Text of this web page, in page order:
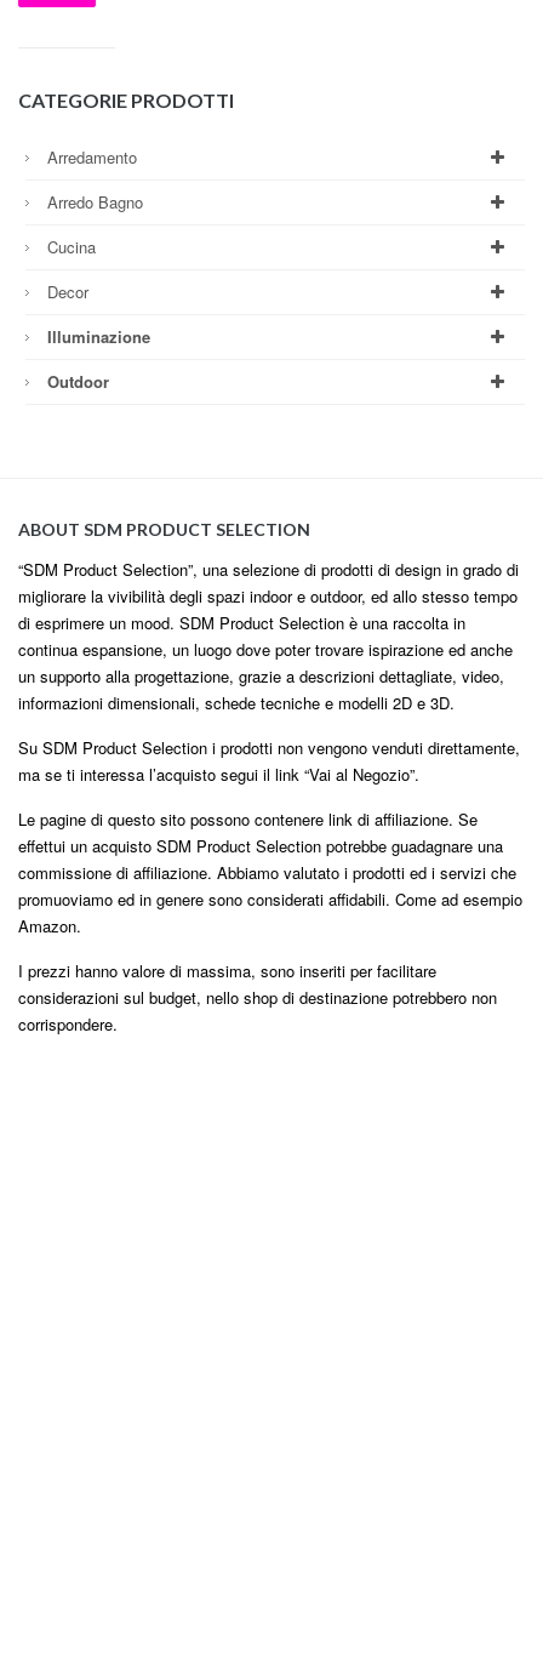
CATEGORIE PRODOTTI
Arredamento
Arredo Bagno
Cucina
Decor
Illuminazione
Outdoor
ABOUT SDM PRODUCT SELECTION
“SDM Product Selection”, una selezione di prodotti di design in grado di
migliorare la vivibilità degli spazi indoor e outdoor, ed allo stesso tempo
di esprimere un mood. SDM Product Selection è una raccolta in
continua espansione, un luogo dove poter trovare ispirazione ed anche
un supporto alla progettazione, grazie a descrizioni dettagliate, video,
informazioni dimensionali, schede tecniche e modelli 2D e 3D.
Su SDM Product Selection i prodotti non vengono venduti direttamente,
ma se ti interessa l’acquisto segui il link “Vai al Negozio”.
Le pagine di questo sito possono contenere link di affiliazione. Se
effettui un acquisto SDM Product Selection potrebbe guadagnare una
commissione di affiliazione. Abbiamo valutato i prodotti ed i servizi che
promuoviamo ed in genere sono considerati affidabili. Come ad esempio
Amazon.
I prezzi hanno valore di massima, sono inseriti per facilitare
considerazioni sul budget, nello shop di destinazione potrebbero non
corrispondere.